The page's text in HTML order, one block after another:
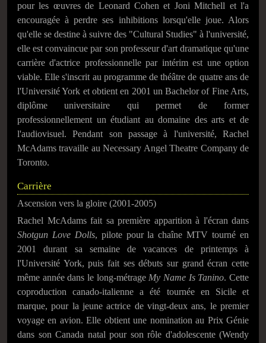
pour les œuvres de Leonard Cohen et Joni Mitchell et l'a
encouragée à perdre ses inhibitions lorsqu'elle joue. Alors
qu'elle se destine à suivre des "Cultural Studies" à l'université,
elle est convaincue par son professeur d'art dramatique qu'une
carrière d'actrice professionnelle par intérim est une option
viable. Elle s'inscrit au programme de théâtre de quatre ans de
l'Université York et obtient en 2001 un Bachelor of Fine Arts,
diplôme universitaire qui permet de former
professionnellement un étudiant au domaine des arts et de
l'audiovisuel. Pendant son passage à l'université, Rachel
McAdams travaille au Necessary Angel Theatre Company de
Toronto.
Carrière
Ascension vers la gloire (2001-2005)
Rachel McAdams fait sa première apparition à l'écran dans
Shotgun Love Dolls, pilote pour la chaîne MTV tourné en
2001 durant sa semaine de vacances de printemps à
l'Université York, puis fait ses débuts sur grand écran cette
même année dans le long-métrage My Name Is Tanino. Cette
coproduction canado-italienne a été tournée en Sicile et
marque, pour la jeune actrice de vingt-deux ans, le premier
voyage en avion. Elle obtient une nomination au Prix Génie
dans son Canada natal pour son rôle d'adolescente (Wendy